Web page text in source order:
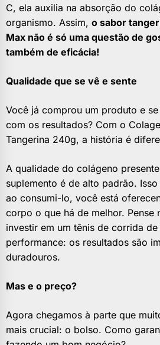
C, ela auxilia na absorção do
organismo. Assim, o sabor
Max não é só uma questão de
também de eficácia!
Qualidade que se vê e sente
Você já comprou um produto e
com os resultados? Com o
Tangerina 240g, a história é
A qualidade do colágeno
suplemento é de alto padrão.
ao consumi-lo, você está
corpo o que há de melhor. Pense
investir em um tênis de corrida de
performance: os resultados são
duradouros.
Mas e o preço?
Agora chegamos à parte que
mais crucial: o bolso. Como